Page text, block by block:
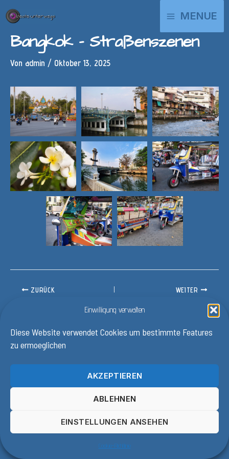
Einwilligung verwalten
Diese Website verwendet Cookies um bestimmte Features
zu ermoeglichen
AKZEPTIEREN
ABLEHNEN
EINSTELLUNGEN ANSEHEN
Cookie-Richtlinie
Inhalt
MAIN
MENU
MENUE
Bangkok – Straßenszenen
Von admin / Oktober 13, 2025
ZURÜCK WEITER